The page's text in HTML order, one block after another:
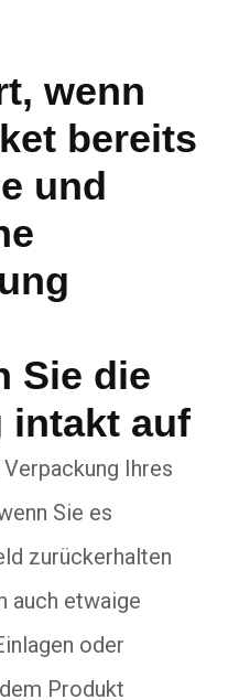
wenn
bereits
und
Sie die
intakt auf
Ihres
Sie es
zurückerhalten
auch etwaige
oder
Produkt